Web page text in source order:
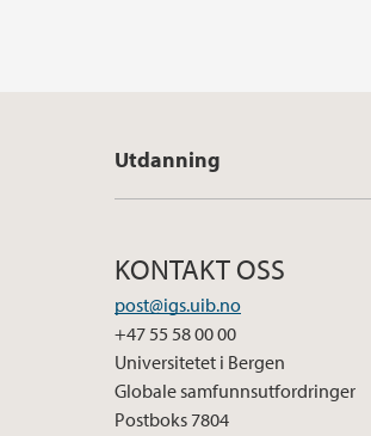
Utdanning
KONTAKT OSS
post@igs.uib.no
+47 55 58 00 00
Universitetet i Bergen
Globale samfunnsutfordringer
Postboks 7804